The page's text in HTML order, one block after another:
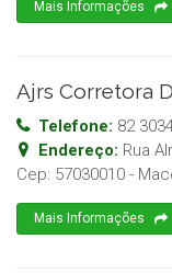
Mais Informações
Ajrs Corretora
Telefone: 82
Endereço: Rua
Cep: 57030010 -
Mais Informações